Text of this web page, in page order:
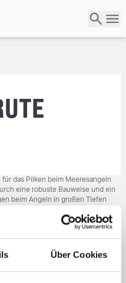
Über Cookies
das Pilken beim Meeresangeln
eine robuste Bauweise und ein
beim Angeln in großen Tiefen
2,10 und 3,00 Metern.
starken Strömungen verwendet